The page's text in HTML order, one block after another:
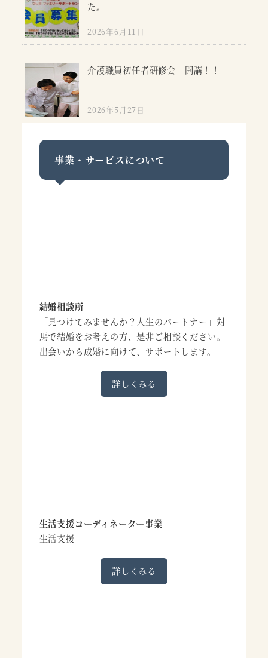
た。
2026年6月11日
介護職員初任者研修会 開講！！
2026年5月27日
事業・サービスについて
結婚相談所
「見つけてみませんか？人生のパートナー」対
馬で結婚をお考えの方、是非ご相談ください。
出会いから成婚に向けて、サポートします。
詳しくみる
生活支援コーディネーター事業
生活支援
詳しくみる